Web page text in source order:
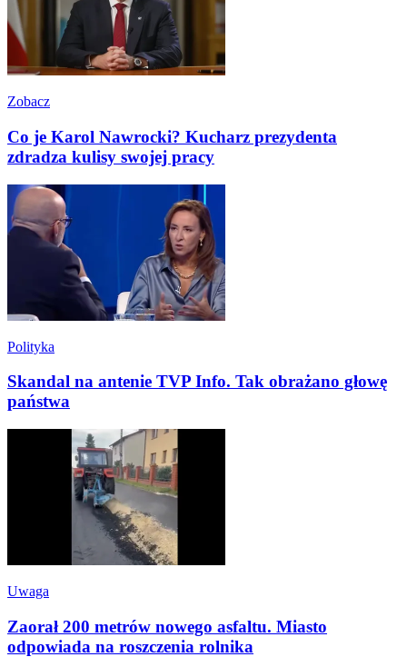
Zobacz
Co je Karol Nawrocki? Kucharz prezydenta
zdradza kulisy swojej pracy
Polityka
Skandal na antenie TVP Info. Tak obrażano głowę
państwa
Uwaga
Zaorał 200 metrów nowego asfaltu. Miasto
odpowiada na roszczenia rolnika